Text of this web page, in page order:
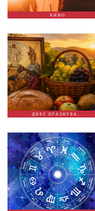
КИНО
ДНЕС ПРАЗНУВА...